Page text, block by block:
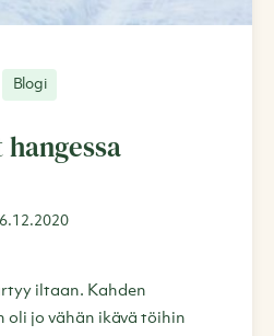
Blogi
iltaan. Kahden
oli jo vähän ikävä töihin